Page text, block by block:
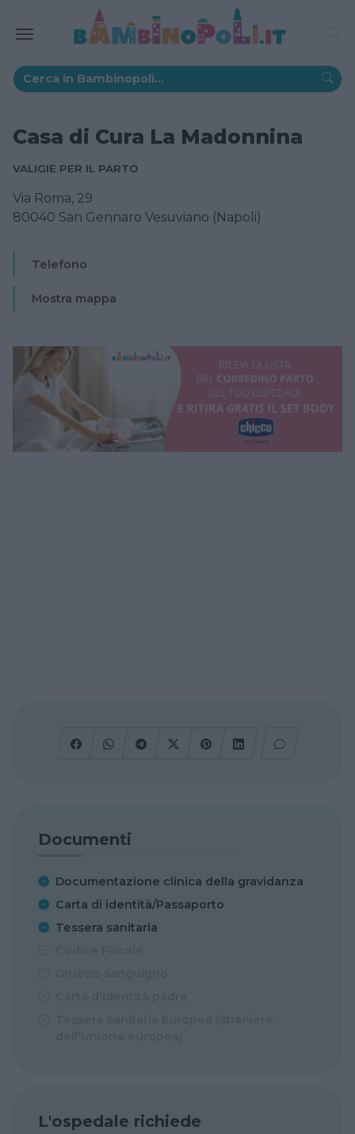
Casa di Cura La Madonnina
VALIGIE PER IL PARTO
Via Roma, 29
80040 San Gennaro Vesuviano (Napoli)
Telefono
Mostra mappa
Documenti
Documentazione clinica della gravidanza
Carta di identità/Passaporto
Tessera sanitaria
L'ospedale richiede